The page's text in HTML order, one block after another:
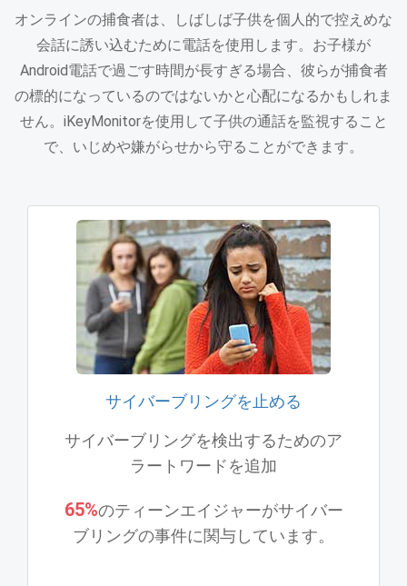
オンラインの捕食者は、しばしば子供を個人的で控えめな
会話に誘い込むために電話を使用します。お子様が
Android電話で過ごす時間が長すぎる場合、彼らが捕食者
の標的になっているのではないかと心配になるかもしれま
せん。iKeyMonitorを使用して子供の通話を監視すること
で、いじめや嫌がらせから守ることができます。
サイバーブリングを止める
サイバーブリングを検出するためのア
ラートワードを追加
65%のティーンエイジャーがサイバー
ブリングの事件に関与しています。